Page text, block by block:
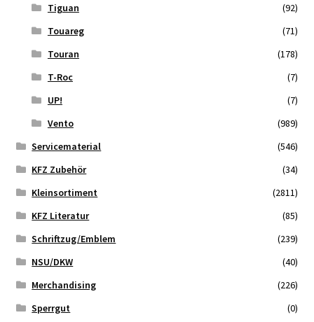
Tiguan
(92)
Touareg
(71)
Touran
(178)
T-Roc
(7)
UP!
(7)
Vento
(989)
Servicematerial
(546)
KFZ Zubehör
(34)
Kleinsortiment
(2811)
KFZ Literatur
(85)
Schriftzug/Emblem
(239)
NSU/DKW
(40)
Merchandising
(226)
Sperrgut
(0)